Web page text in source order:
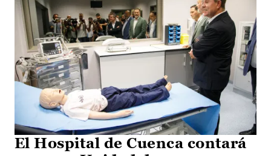
El Hospital de Cuenca contará